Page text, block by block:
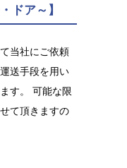
ドア～】
当社にご依頼
送手段を用い
す。 可能な限
て頂きますの